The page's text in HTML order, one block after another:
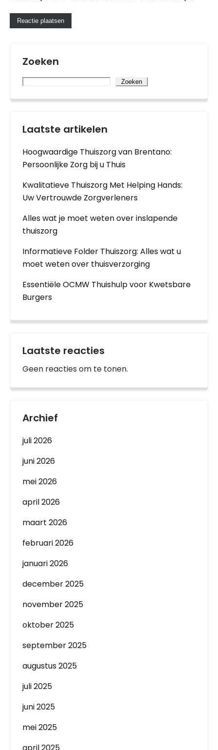
Zoeken
Zoeken
Laatste artikelen
Hoogwaardige Thuiszorg van Brentano:
Persoonlijke Zorg bij u Thuis
Kwalitatieve Thuiszorg Met Helping Hands:
Uw Vertrouwde Zorgverleners
Alles wat je moet weten over inslapende
thuiszorg
Informatieve Folder Thuiszorg: Alles wat u
moet weten over thuisverzorging
Essentiële OCMW Thuishulp voor Kwetsbare
Burgers
Laatste reacties
Geen reacties om te tonen.
Archief
juli 2026
juni 2026
mei 2026
april 2026
maart 2026
februari 2026
januari 2026
december 2025
november 2025
oktober 2025
september 2025
augustus 2025
juli 2025
juni 2025
mei 2025